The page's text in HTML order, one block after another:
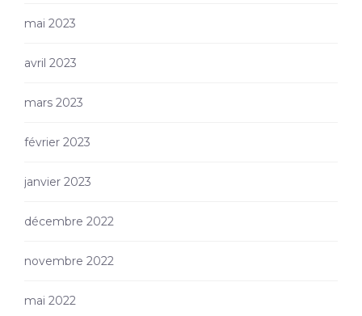
mai 2023
avril 2023
mars 2023
février 2023
janvier 2023
décembre 2022
novembre 2022
mai 2022